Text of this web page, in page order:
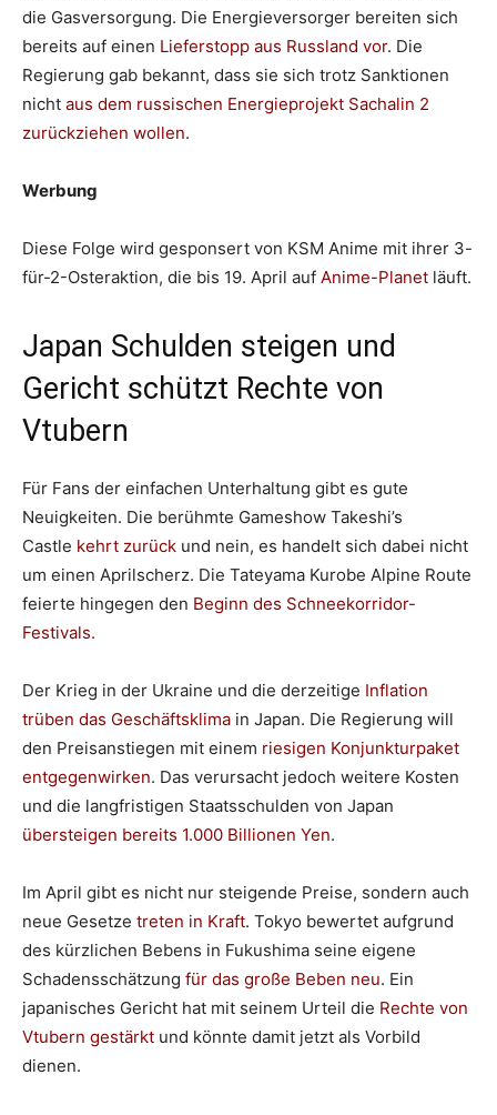
die Gasversorgung. Die Energieversorger bereiten sich
bereits auf einen Lieferstopp aus Russland vor. Die
Regierung gab bekannt, dass sie sich trotz Sanktionen
nicht aus dem russischen Energieprojekt Sachalin 2
zurückziehen wollen.
Werbung
Diese Folge wird gesponsert von KSM Anime mit ihrer 3-
für-2-Osteraktion, die bis 19. April auf Anime-Planet läuft.
Japan Schulden steigen und
Gericht schützt Rechte von
Vtubern
Für Fans der einfachen Unterhaltung gibt es gute
Neuigkeiten. Die berühmte Gameshow Takeshi’s
Castle kehrt zurück und nein, es handelt sich dabei nicht
um einen Aprilscherz. Die Tateyama Kurobe Alpine Route
feierte hingegen den Beginn des Schneekorridor-
Festivals.
Der Krieg in der Ukraine und die derzeitige Inflation
trüben das Geschäftsklima in Japan. Die Regierung will
den Preisanstiegen mit einem riesigen Konjunkturpaket
entgegenwirken. Das verursacht jedoch weitere Kosten
und die langfristigen Staatsschulden von Japan
übersteigen bereits 1.000 Billionen Yen.
Im April gibt es nicht nur steigende Preise, sondern auch
neue Gesetze treten in Kraft. Tokyo bewertet aufgrund
des kürzlichen Bebens in Fukushima seine eigene
Schadensschätzung für das große Beben neu. Ein
japanisches Gericht hat mit seinem Urteil die Rechte von
Vtubern gestärkt und könnte damit jetzt als Vorbild
dienen.